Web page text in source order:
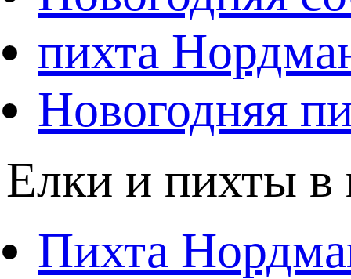
пихта
Новогодняя
Елки и пихты в
Пихта